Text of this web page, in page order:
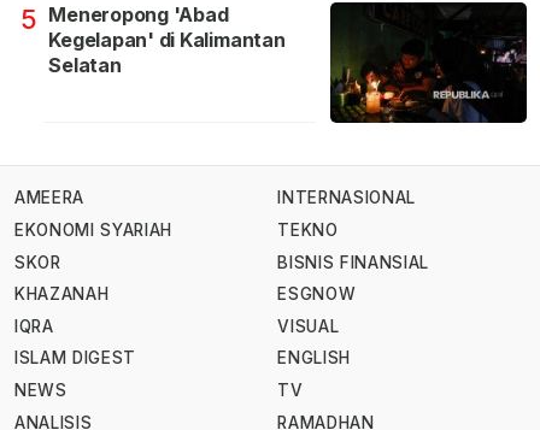
5 Meneropong 'Abad
Kegelapan' di Kalimantan
Selatan
AMEERA
EKONOMI SYARIAH
SKOR
KHAZANAH
IQRA
ISLAM DIGEST
NEWS
ANALISIS
INTERNASIONAL
TEKNO
BISNIS FINANSIAL
ESGNOW
VISUAL
ENGLISH
TV
RAMADHAN